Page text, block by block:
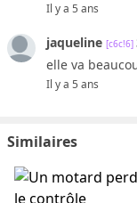
Il y a 5 ans
jaqueline [c6c!6]
elle va
Il y a 5 ans
Similaires